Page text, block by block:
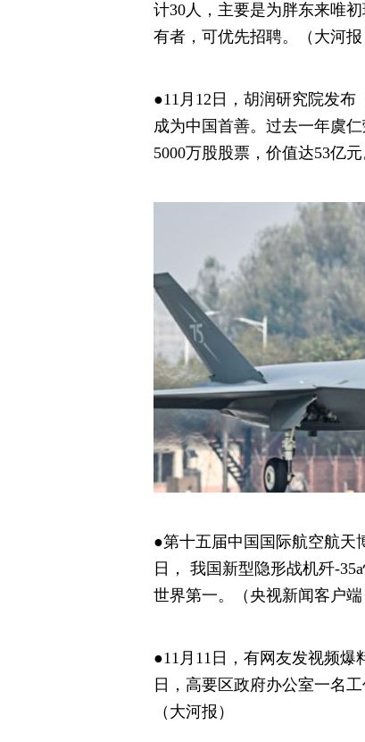
计30人，主要是为胖东来唯
有者，可优先招聘。（大河报
●11月12日，胡润研究院发布
成为中国首善。过去一年虞
5000万股股票，价值达53亿
●第十五届中国国际航空航天
日， 我国新型隐形战机歼-
世界第一。（央视新闻客户端
●11月11日，有网友发视频
日，高要区政府办公室一名
（大河报）